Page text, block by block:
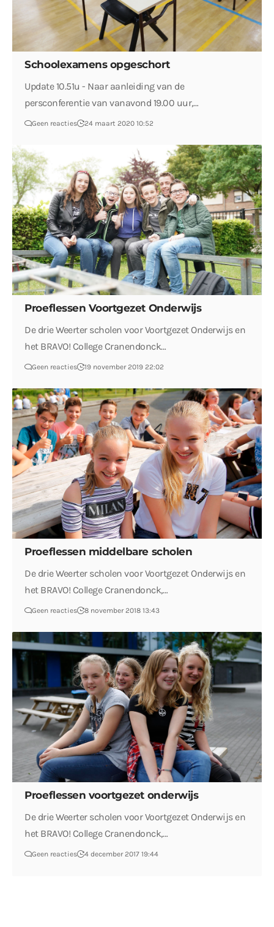
Schoolexamens opgeschort
Update 10.51u - Naar aanleiding van de
persconferentie van vanavond 19.00 uur,…
Geen reacties 24 maart 2020 10:52
Proeflessen Voortgezet Onderwijs
De drie Weerter scholen voor Voortgezet Onderwijs en
het BRAVO! College Cranendonck…
Geen reacties 19 november 2019 22:02
Proeflessen middelbare scholen
De drie Weerter scholen voor Voortgezet Onderwijs en
het BRAVO! College Cranendonck,…
Geen reacties 8 november 2018 13:43
Proeflessen voortgezet onderwijs
De drie Weerter scholen voor Voortgezet Onderwijs en
het BRAVO! College Cranendonck,…
Geen reacties 4 december 2017 19:44